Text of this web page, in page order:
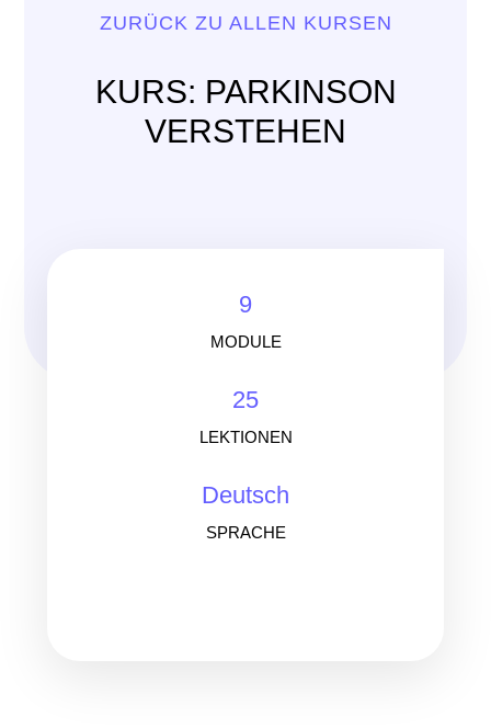
ZURÜCK ZU ALLEN KURSEN
KURS: PARKINSON
VERSTEHEN
9
MODULE
25
LEKTIONEN
Deutsch
SPRACHE